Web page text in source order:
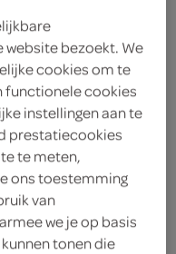
website bezoekt. We
cookies om te
functionele cookies
instellingen aan te
prestatiecookies
te meten,
ons toestemming
van
we je op basis
tonen die